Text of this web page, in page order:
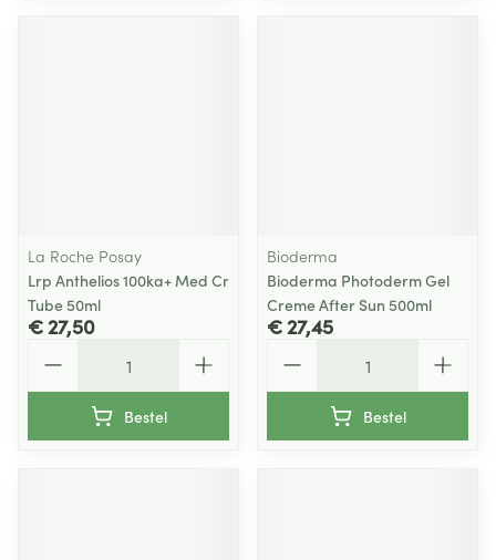
La Roche Posay
Lrp Anthelios 100ka+ Med Cr
Tube 50ml
€ 27,50
Bestel
Bioderma
Bioderma Photoderm Gel
Creme After Sun 500ml
€ 27,45
Bestel